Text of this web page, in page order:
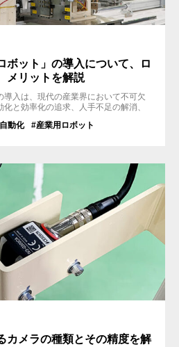
ボット」の導入について、ロ
メリットを解説
入は、現代の産業界において不可欠
と効率化の追求、人手不足の解消、
これにより、協働ロボットのように人
動化 #産業用ロボット
カメラの種類とその精度を解